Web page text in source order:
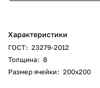
Характеристики
ГОСТ: 23279-2012
Толщина: 8
Размер ячейки: 200х200